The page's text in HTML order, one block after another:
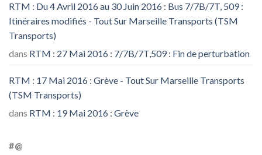
RTM : Du 4 Avril 2016 au 30 Juin 2016 : Bus 7/7B/7T, 509 :
Itinéraires modifiés - Tout Sur Marseille Transports (TSM
Transports)
dans RTM : 27 Mai 2016 : 7/7B/7T,509 : Fin de perturbation
RTM : 17 Mai 2016 : Grève - Tout Sur Marseille Transports
(TSM Transports)
dans RTM : 19 Mai 2016 : Grève
#@